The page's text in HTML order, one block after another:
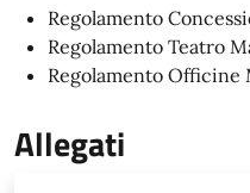
Regolamento
Regolamento Teatro
Regolamento Officine
Allegati